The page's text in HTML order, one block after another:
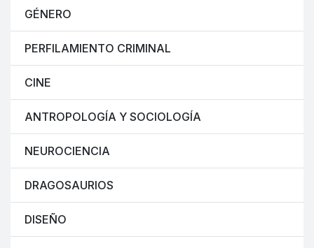
GÉNERO
PERFILAMIENTO CRIMINAL
CINE
ANTROPOLOGÍA Y SOCIOLOGÍA
NEUROCIENCIA
DRAGOSAURIOS
DISEÑO